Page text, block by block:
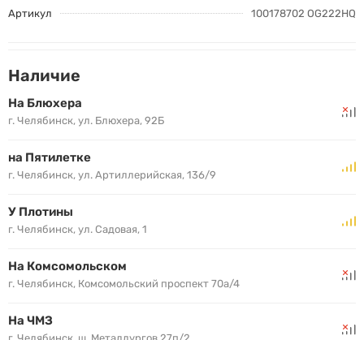
Артикул 100178702 OG222HQ
Наличие
На Блюхера
г. Челябинск, ул. Блюхера, 92Б
на Пятилетке
г. Челябинск, ул. Артиллерийская, 136/9
У Плотины
г. Челябинск, ул. Садовая, 1
На Комсомольском
г. Челябинск, Комсомольский проспект 70а/4
На ЧМЗ